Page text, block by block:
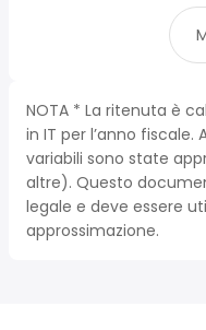
NOTA * La ritenuta è
in IT per l’anno
variabili sono state
altre). Questo
legale e deve essere
approssimazione.